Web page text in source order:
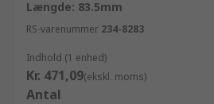
Længde: 83.5mm
RS-varenummer 234-8283
Indhold (1 enhed)
Kr. 471,09(ekskl. moms)
Antal